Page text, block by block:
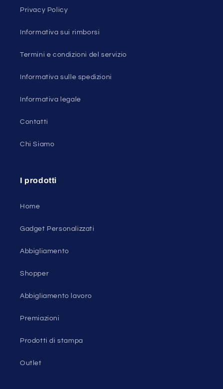
Privacy Policy
Informativa sui rimborsi
Termini e condizioni del servizio
Informativa sulle spedizioni
Informativa legale
Contatti
Chi Siamo
I prodotti
Home
Gadget Personalizzati
Abbigliamento
Shopper
Abbigliamento lavoro
Premiazioni
Prodotti di stampa
Outlet